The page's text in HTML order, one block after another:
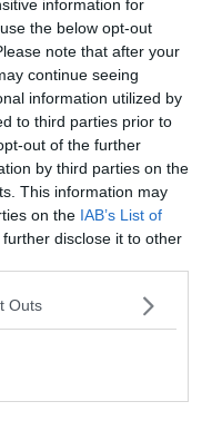
information for
the below opt-out
note that after your
continue seeing
information utilized by
to third parties prior to
out of the further
by third parties on the
This information may
on the IAB’s List of
disclose it to other
Outs